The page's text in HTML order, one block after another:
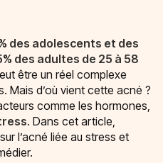
des adolescents et des
des adultes de 25 à 58
être un réel complexe
Mais d’où vient cette acné ?
comme les hormones,
. Dans cet article,
l’acné liée au stress et